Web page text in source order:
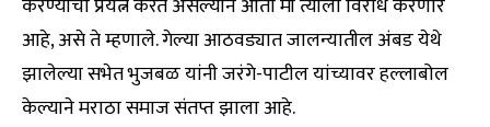
करण्याचा प्रयत्न करत असल्याने आता मी त्याला विरोध करणार
आहे, असे ते म्हणाले. गेल्या आठवड्यात जालन्यातील अंबड येथे
झालेल्या सभेत भुजबळ यांनी जरंगे-पाटील यांच्यावर हल्लाबोल
केल्याने मराठा समाज संतप्त झाला आहे.